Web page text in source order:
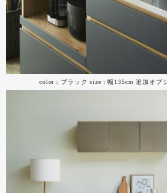
color：ブラック size：幅135cm 追加オプ